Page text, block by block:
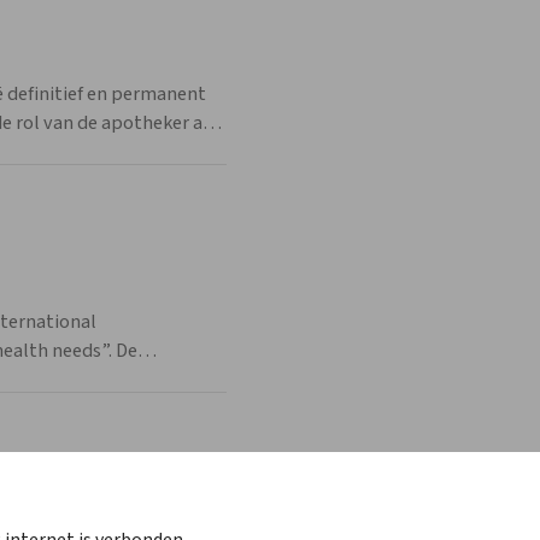
definitief en permanent
rol van de apotheker als
needs”. De